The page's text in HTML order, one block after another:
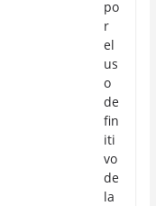
po
r
el
us
o
de
fin
iti
vo
de
la